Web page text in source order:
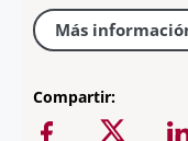
Más
Compartir: